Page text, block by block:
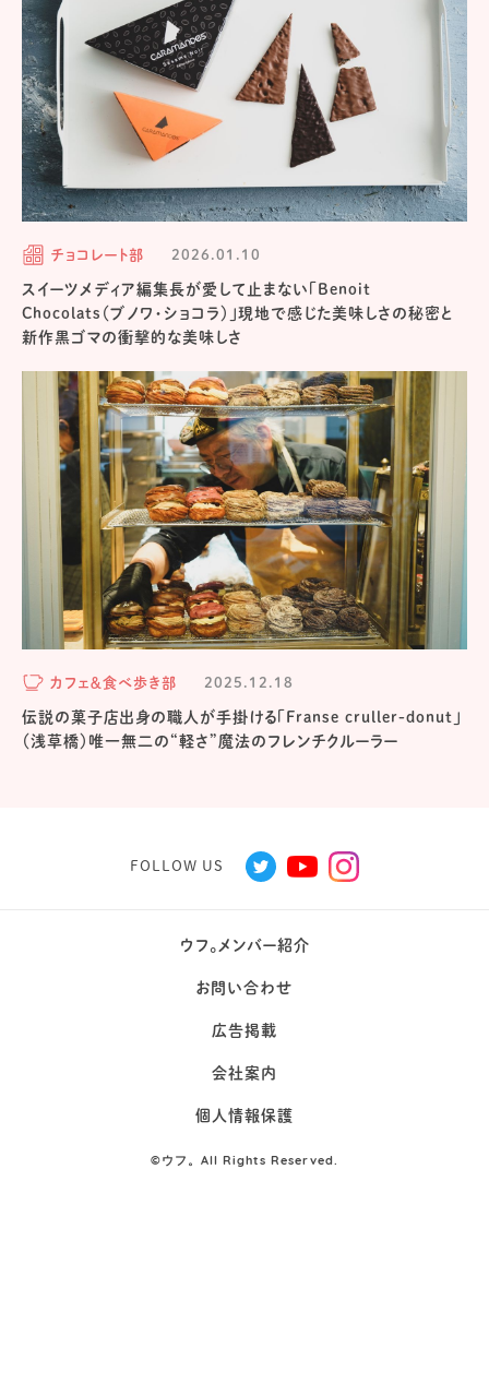
チョコレート部 2026.01.10
スイーツメディア編集長が愛して止まない「Benoit
Chocolats（ブノワ・ショコラ）」現地で感じた美味しさの秘密と
新作黒ゴマの衝撃的な美味しさ
カフェ＆食べ歩き部 2025.12.18
伝説の菓子店出身の職人が手掛ける「Franse cruller-donut」
（浅草橋）唯一無二の“軽さ”魔法のフレンチクルーラー
FOLLOW US
ウフ。メンバー紹介
お問い合わせ
広告掲載
会社案内
個人情報保護
©ウフ。All Rights Reserved.